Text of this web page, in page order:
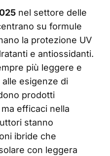
nel settore delle
su formule
la protezione UV
e antiossidanti.
più leggere e
esigenze di
prodotti
efficaci nella
stanno
ibride che
con leggera